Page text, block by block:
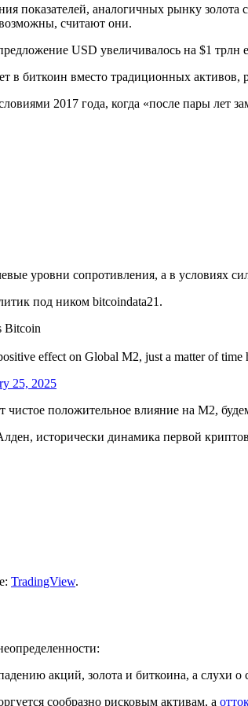
показателей, аналогичных рынку
считают они.
USD увеличивалось на $1
в биткоин вместо традиционных
2017 года, когда «после пары лет
уровни сопротивления, а в условиях
под ником bitcoindata21.
Bitcoin
effect on Global M2, just a matter of
25, 2025
чистое положительное влияние на M2,
исторически динамика первой
TradingView.
акций, золота и биткоина, а слухи
сообразно рисковым активам, а